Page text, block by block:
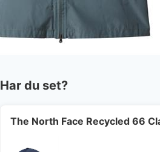
Har du set?
The North Face Recycled 66